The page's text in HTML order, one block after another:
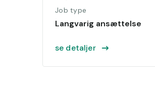
Job type
Langvarig ansættelse
se detaljer